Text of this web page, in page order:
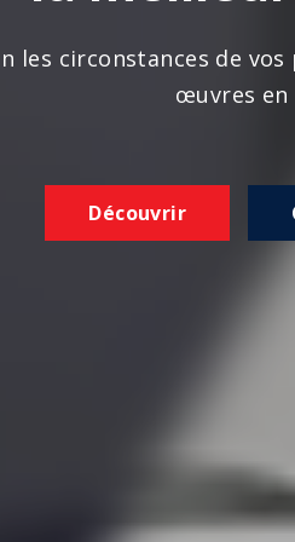
les circonstances de
œuvres en
Découvrir